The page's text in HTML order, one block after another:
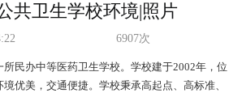
共卫生学校环境|照片
6907次
民办中等医药卫生学校。学校建于2002年，位
优美，交通便捷。学校秉承高起点、高标准、